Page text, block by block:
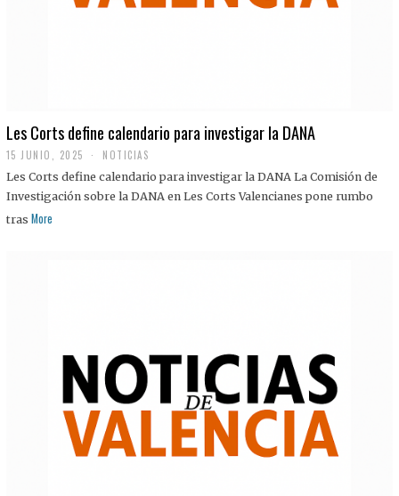
Les Corts define calendario para investigar la DANA
15 JUNIO, 2025 NOTICIAS
Les Corts define calendario para investigar la DANA La Comisión de
Investigación sobre la DANA en Les Corts Valencianes pone rumbo
tras More